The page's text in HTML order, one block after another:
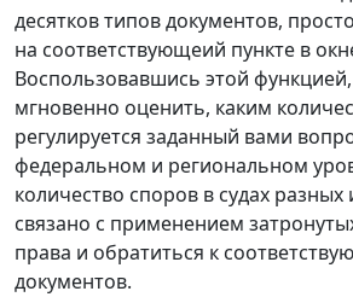
десятков типов документов,
на соответствующеий пункте в
Воспользовавшись этой
мгновенно оценить, каким
регулируется заданный вами
федеральном и региональном
количество споров в судах разных
связано с применением
права и обратиться к
документов.